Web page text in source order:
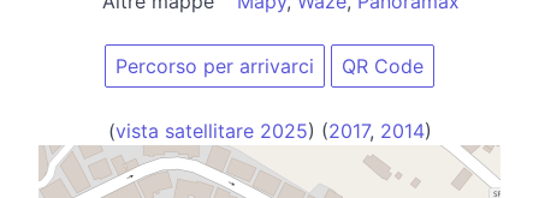
Percorso per arrivarci QR Code
(vista satellitare 2025) (2017, 2014)